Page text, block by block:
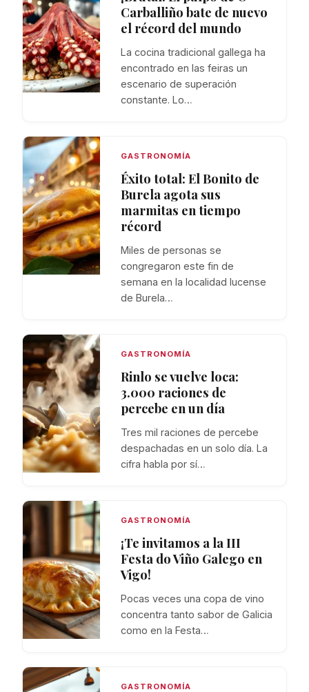
Carballiño bate de nuevo
el récord del mundo
La cocina tradicional gallega ha
encontrado en las feiras un
escenario de superación
constante. Lo…
GASTRONOMÍA
Éxito total: El Bonito de
Burela agota sus
marmitas en tiempo
récord
Miles de personas se
congregaron este fin de
semana en la localidad lucense
de Burela…
GASTRONOMÍA
Rinlo se vuelve loca:
3.000 raciones de
percebe en un día
Tres mil raciones de percebe
despachadas en un solo día. La
cifra habla por sí…
GASTRONOMÍA
¡Te invitamos a la III
Festa do Viño Galego en
Vigo!
Pocas veces una copa de vino
concentra tanto sabor de Galicia
como en la Festa…
GASTRONOMÍA